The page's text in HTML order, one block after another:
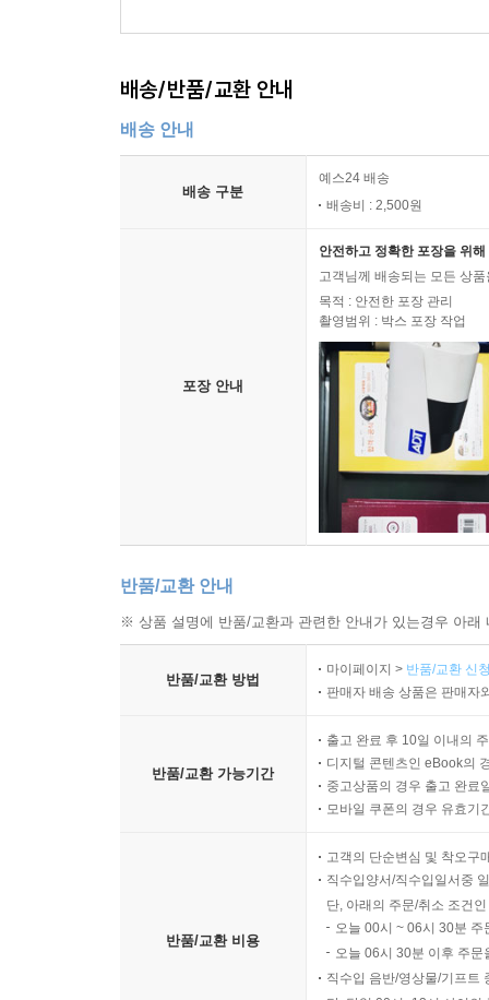
배송/반품/교환 안내
배송 안내
배송 구분
예스24 배송
배송비 : 2,500원
포장 안내
안전하고 정확한 포장을 위
고객님께 배송되는 모든 상
목적 : 안전한 포장 관리
촬영범위 : 박스 포장 작업
반품/교환 안내
※ 상품 설명에 반품/교환과 관련한 안내가 있는경우 아
반품/교환 방법
마이페이지 > 반품/교환 신
판매자 배송 상품은 판매자
반품/교환 가능기간
출고 완료 후 10일 이내의
디지털 콘텐츠인 eBook의
중고상품의 경우 출고 완료
모바일 쿠폰의 경우 유효기
반품/교환 비용
고객의 단순변심 및 착오구
직수입양서/직수입일서중
단, 아래의 주문/취소 조건
오늘 00시 ~ 06시 30분
오늘 06시 30분 이후 주
직수입 음반/영상물/기프트